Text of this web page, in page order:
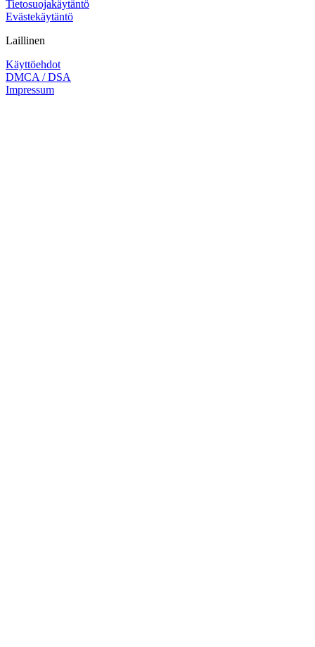
Tietosuojakäytäntö
Evästekäytäntö
Laillinen
Käyttöehdot
DMCA / DSA
Impressum